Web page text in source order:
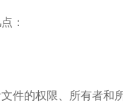
：
件的权限、所有者